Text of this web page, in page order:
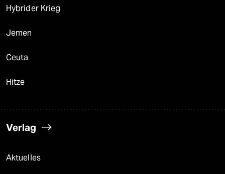
Hybrider Krieg
Jemen
Ceuta
Hitze
Verlag
Aktuelles